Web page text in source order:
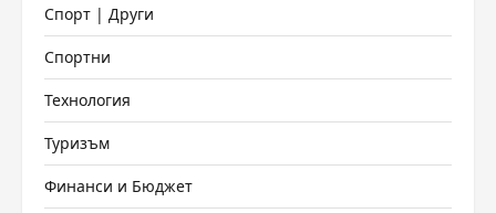
Спорт | Други
Спортни
Технология
Туризъм
Финанси и Бюджет